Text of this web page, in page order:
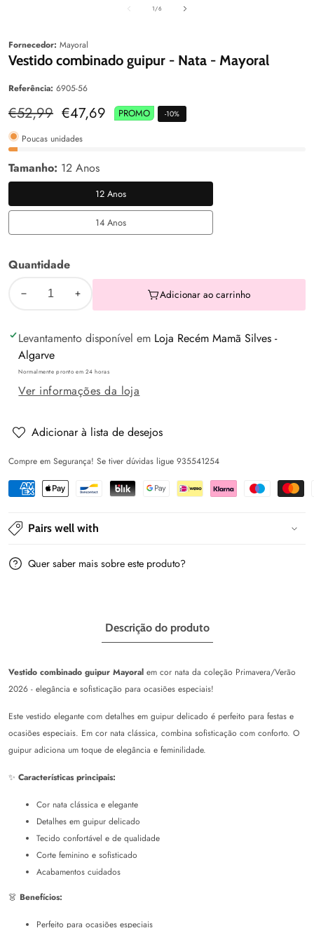
1/de6
Fornecedor: Mayoral
Vestido combinado guipur - Nata - Mayoral
Referência: 6905-56
Preço
normal
€52,99 Preço
venda
€47,69 PROMO -10%
Poucas unidades
Tamanho: 12 Anos
12 Anos
12
Anos
14 Anos
14
Quantidade
Diminuir
quantidade
de
Vestido
combinado
-
-
Mayoral
quantidade
Vestido
combinado
-
-
Mayoral
Adicionar ao carrinho
Levantamento disponível em Loja Recém Mamã Silves -
Algarve
Normalmente pronto em 24 horas
Ver informações da loja
Adicionar à lista de desejos
Compre em Segurança! Se tiver dúvidas ligue 935541254
Pairs well with
Quer saber mais sobre este produto?
Descrição do produto
Vestido combinado guipur Mayoral em cor nata da coleção Primavera/Verão
2026 - elegância e sofisticação para ocasiões especiais!
Este vestido elegante com detalhes em guipur delicado é perfeito para festas e
ocasiões especiais. Em cor nata clássica, combina sofisticação com conforto. O
guipur adiciona um toque de elegância e feminilidade.
✨ Características principais:
Cor nata clássica e elegante
Detalhes em guipur delicado
Tecido confortável e de qualidade
Corte feminino e sofisticado
Acabamentos cuidados
👗 Benefícios:
Perfeito para ocasiões especiais